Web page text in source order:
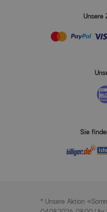
Unsere
Sie
* Unsere Aktion